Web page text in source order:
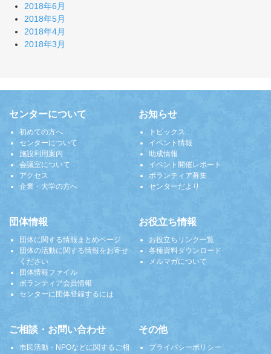
2018年6月
2018年5月
2018年4月
2018年3月
センターについて
初めての方へ
センターについて
施設利用案内
会議室について
アクセス
企業・大学の方へ
お知らせ
トピックス
イベント情報
助成情報
イベント開催レポート
ボランティア募集
センターだより
団体情報
団体に関する情報まとめページ
団体の活動に関する情報をお寄せ
ください
団体情報ファイル
ボランティア会員情報
センターに団体登録するには
お役立ち情報
お役立ちリンク一覧
各種資料ダウンロード
メルマガについて
ご相談・お問い合わせ
市民活動・NPOなどに関するご相
その他
プライバシーポリシー